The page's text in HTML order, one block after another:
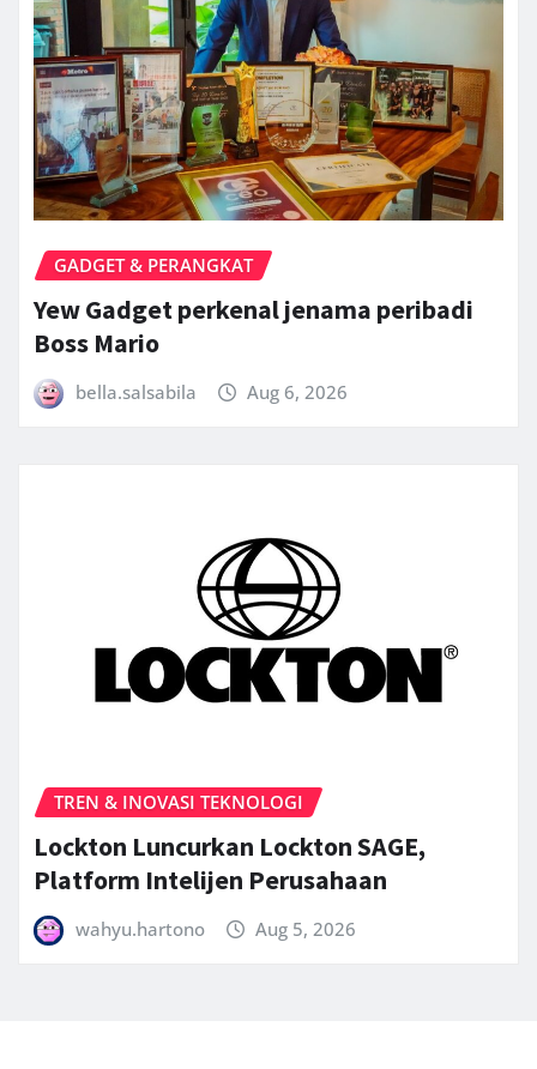
GADGET & PERANGKAT
Yew Gadget perkenal jenama peribadi
Boss Mario
bella.salsabila Aug 6, 2026
TREN & INOVASI TEKNOLOGI
Lockton Luncurkan Lockton SAGE,
Platform Intelijen Perusahaan
wahyu.hartono Aug 5, 2026